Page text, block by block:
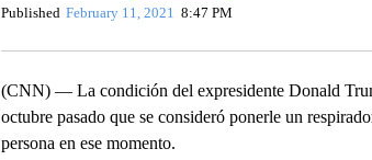
Published February 11, 2021 8:47 PM
(CNN) –– La condición del expresidente Donald
octubre pasado que se consideró ponerle un
persona en ese momento.